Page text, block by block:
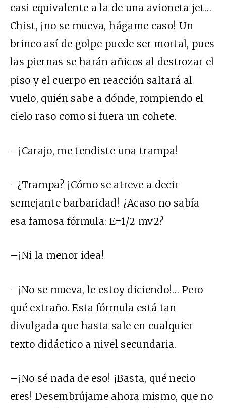
casi equivalente a la de una avioneta jet…
Chist, ¡no se mueva, hágame caso! Un
brinco así de golpe puede ser mortal, pues
las piernas se harán añicos al destrozar el
piso y el cuerpo en reacción saltará al
vuelo, quién sabe a dónde, rompiendo el
cielo raso como si fuera un cohete.
–¡Carajo, me tendiste una trampa!
–¿Trampa? ¡Cómo se atreve a decir
semejante barbaridad! ¿Acaso no sabía
esa famosa fórmula: E=1/2 mv2?
–¡Ni la menor idea!
–¡No se mueva, le estoy diciendo!… Pero
qué extraño. Esta fórmula está tan
divulgada que hasta sale en cualquier
texto didáctico a nivel secundaria.
–¡No sé nada de eso! ¡Basta, qué necio
eres! Desembrújame ahora mismo, que no